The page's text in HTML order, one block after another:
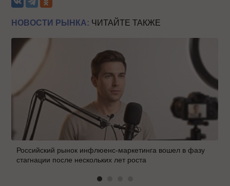
НОВОСТИ РЫНКА: ЧИТАЙТЕ ТАКЖЕ
Российский рынок инфлюенс-маркетинга вошел в фазу
стагнации после нескольких лет роста